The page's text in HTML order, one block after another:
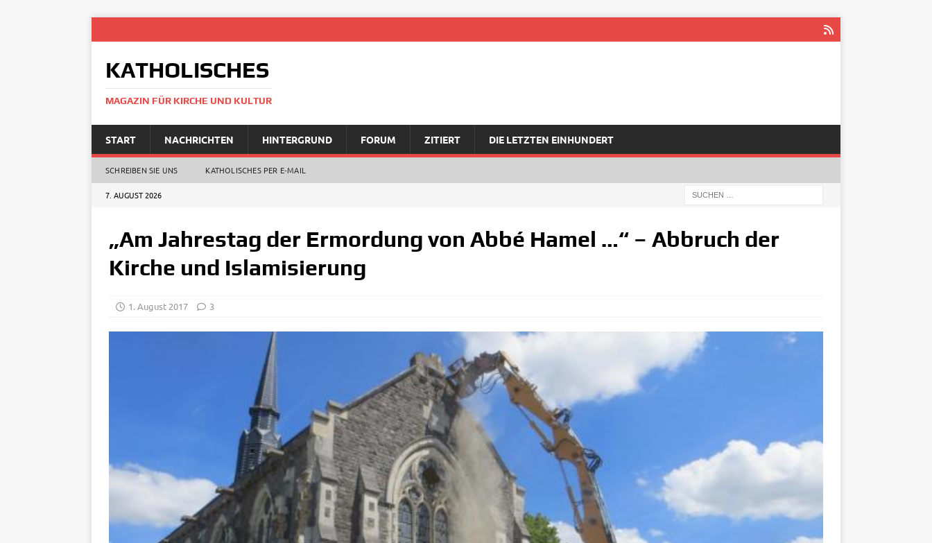
KATHOLISCHES
MAGAZIN FÜR KIRCHE UND KULTUR
START NACHRICHTEN HINTERGRUND FORUM ZITIERT DIE LETZTEN EINHUNDERT
SCHREIBEN SIE UNS KATHOLISCHES PER E‑MAIL
7. AUGUST 2026
„Am Jahrestag der Ermordung von Abbé Hamel …“ – Abbruch der
Kirche und Islamisierung
1. August 2017 3